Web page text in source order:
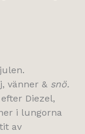
vänner & snö.
Diezel,
i lungorna
av